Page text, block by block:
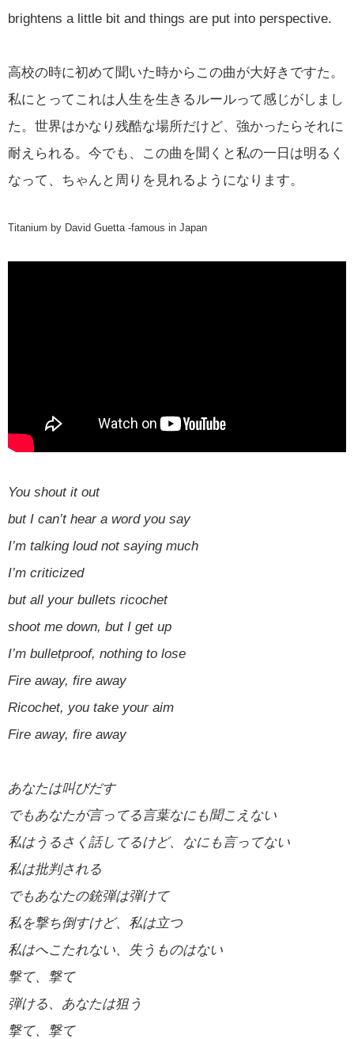
brightens a little bit and things are put into perspective.
高校の時に初めて聞いた時からこの曲が大好きですた。
私にとってこれは人生を生きるルールって感じがしまし
た。世界はかなり残酷な場所だけど、強かったらそれに
耐えられる。今でも、この曲を聞くと私の一日は明るく
なって、ちゃんと周りを見れるようになります。
Titanium by David Guetta -famous in Japan
You shout it out
but I can’t hear a word you say
I’m talking loud not saying much
I’m criticized
but all your bullets ricochet
shoot me down, but I get up
I’m bulletproof, nothing to lose
Fire away, fire away
Ricochet, you take your aim
Fire away, fire away
あなたは叫びだす
でもあなたが言ってる言葉なにも聞こえない
私はうるさく話してるけど、なにも言ってない
私は批判される
でもあなたの銃弾は弾けて
私を撃ち倒すけど、私は立つ
私はへこたれない、失うものはない
撃て、撃て
弾ける、あなたは狙う
撃て、撃て